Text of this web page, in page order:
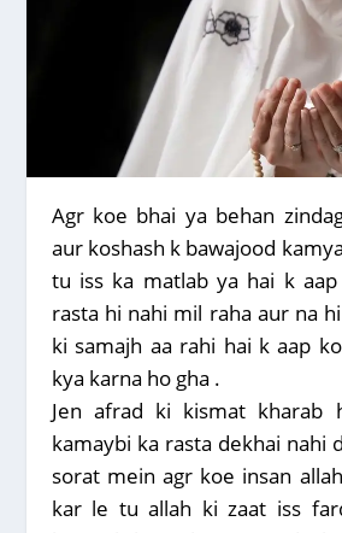
Agr koe bhai ya behan
aur koshash k bawajood
tu iss ka matlab ya hai k
rasta hi nahi mil raha aur na
ki samajh aa rahi hai k aap
kya karna ho gha .
Jen afrad ki kismat kharab
kamaybi ka rasta dekhai nahi
sorat mein agr koe insan
kar le tu allah ki zaat iss